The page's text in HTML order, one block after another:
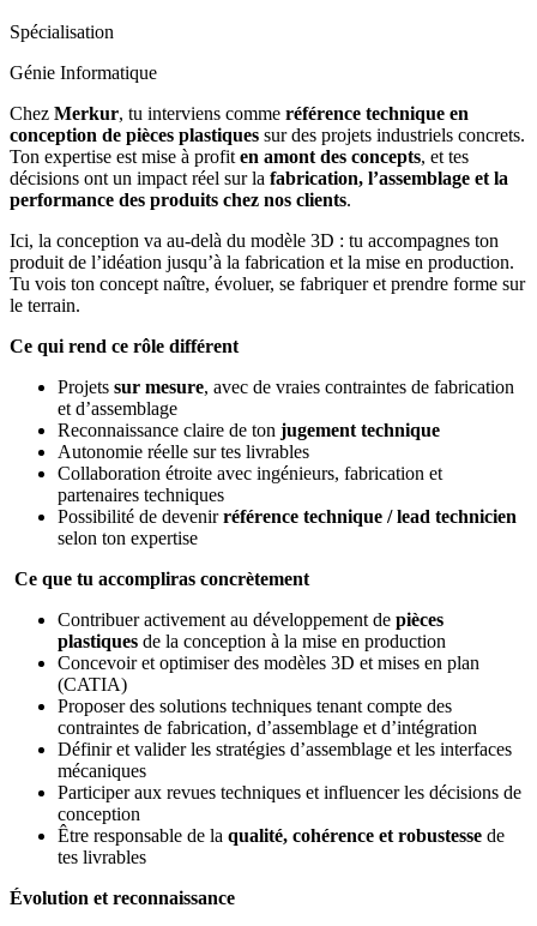
Spécialisation
Génie Informatique
Chez Merkur, tu interviens comme référence technique en
conception de pièces plastiques sur des projets industriels concrets.
Ton expertise est mise à profit en amont des concepts, et tes
décisions ont un impact réel sur la fabrication, l’assemblage et la
performance des produits chez nos clients.
Ici, la conception va au‑delà du modèle 3D : tu accompagnes ton
produit de l’idéation jusqu’à la fabrication et la mise en production.
Tu vois ton concept naître, évoluer, se fabriquer et prendre forme sur
le terrain.
Ce qui rend ce rôle différent
Projets sur mesure, avec de vraies contraintes de fabrication
et d’assemblage
Reconnaissance claire de ton jugement technique
Autonomie réelle sur tes livrables
Collaboration étroite avec ingénieurs, fabrication et
partenaires techniques
Possibilité de devenirréférence technique / lead technicien
selon ton expertise
Ce que tu accompliras concrètement
Contribuer activement au développement de pièces
plastiques de la conception à la mise en production
Concevoir et optimiser des modèles 3D et mises en plan
(CATIA)
Proposer des solutions techniques tenant compte des
contraintes de fabrication, d’assemblage et d’intégration
Définir et valider les stratégies d’assemblage et les interfaces
mécaniques
Participer aux revues techniques et influencer les décisions de
conception
Être responsable de la qualité, cohérence et robustesse de
tes livrables
Évolution et reconnaissance